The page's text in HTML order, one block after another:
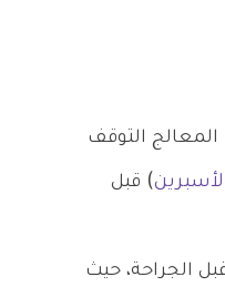
التوقف
) قبل
الجراحة، حيث